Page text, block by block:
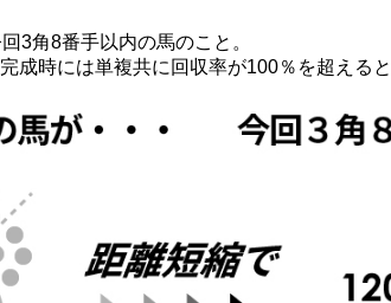
3角8番手以内の馬のこと。
成時には単複共に回収率が100％を超える